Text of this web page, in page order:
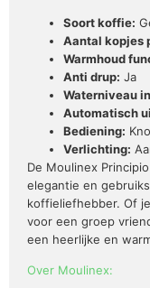
Soort koffie:
Aantal kopjes
Warmhoud
Anti drup: Ja
Waterniveau
Automatisch
Bediening:
Verlichting:
De Moulinex
elegantie en
koffieliefhebber. Of
voor een groep
een heerlijke en
Over Moulinex: